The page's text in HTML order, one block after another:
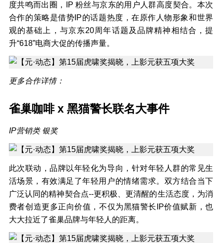
度共鸣而出圈，IP 粉丝与京东的用户人群高度契合。本次
合作的策略是借势IP的话题热度，在原作人物形象和世界
观的基础上，与京东20周年话题及品牌精神相结合，提
升“618”电商大促的传播声量。
更多合作详情：
雀巢咖啡x 黑猫警长联名大事件
IP营销类 银奖
此次联动，品牌以年轻化为导向，针对年轻人群的常见生
活场景，有效满足了年轻用户的情绪需求。双方结合当下
广泛认同的精神契合点--更积极、更清醒的生活态度，为消
费者创造更多正向价值，不仅为黑猫警长IP价值赋新，也
大大拉近了雀巢品牌与年轻人的距离。